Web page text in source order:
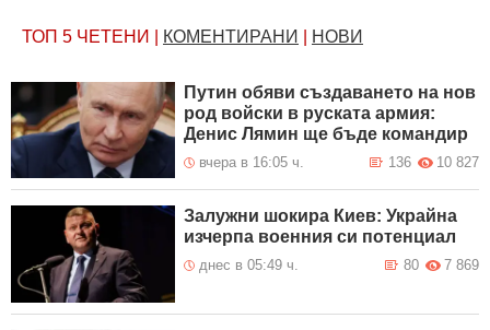
ТОП 5 ЧЕТЕНИ КОМЕНТИРАНИ НОВИ
Путин обяви създаването на нов
род войски в руската армия:
Денис Лямин ще бъде командир
вчера в 16:05 ч. 10 827
136
Залужни шокира Киев: Украйна
изчерпа военния си потенциал
днес в 05:49 ч. 7 869
80